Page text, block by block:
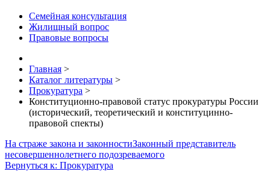
Семейная консультация
Жилищный вопрос
Правовые вопросы
Главная >
Каталог литературы >
Прокуратура >
Конституционно-правовой статус прокуратуры России
(исторический, теоретический и конституцинно-
правовой спекты)
На страже закона и законностиЗаконный представитель
несовершеннолетнего подозреваемого
Вернуться к: Прокуратура